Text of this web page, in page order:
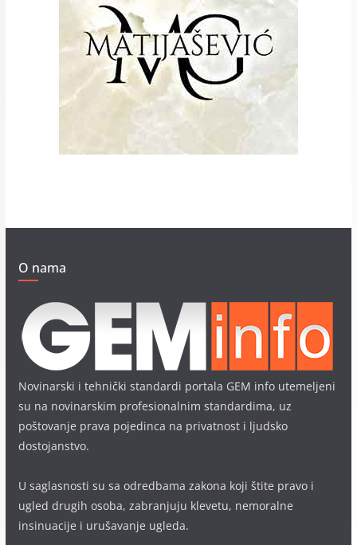
O nama
Novinarski i tehnički standardi portala GEM info utemeljeni
su na novinarskim profesionalnim standardima, uz
poštovanje prava pojedinca na privatnost i ljudsko
dostojanstvo.
U saglasnosti su sa odredbama zakona koji štite pravo i
ugled drugih osoba, zabranjuju klevetu, nemoralne
insinuacije i urušavanje ugleda.